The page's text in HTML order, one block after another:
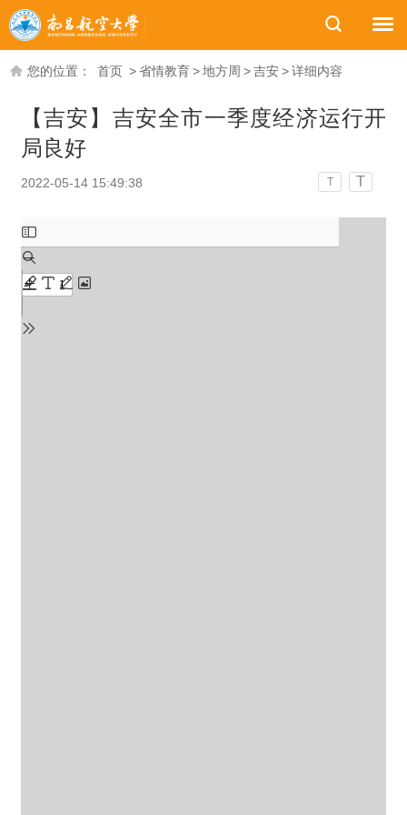
您的位置： 首页 >省情教育>地方周 >吉安>详细内容
【吉安】吉安全市一季度经济运行开
局良好
2022-05-14 15:49:38 T T